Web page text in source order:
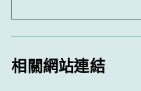
相關網站連結